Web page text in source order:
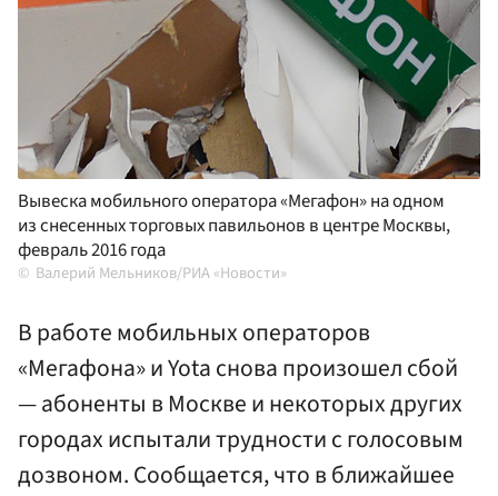
Вывеска мобильного оператора «Мегафон» на одном
из снесенных торговых павильонов в центре Москвы,
февраль 2016 года
Валерий Мельников/РИА «Новости»
В работе мобильных операторов
«Мегафона» и Yota снова произошел сбой
— абоненты в Москве и некоторых других
городах испытали трудности с голосовым
дозвоном. Сообщается, что в ближайшее